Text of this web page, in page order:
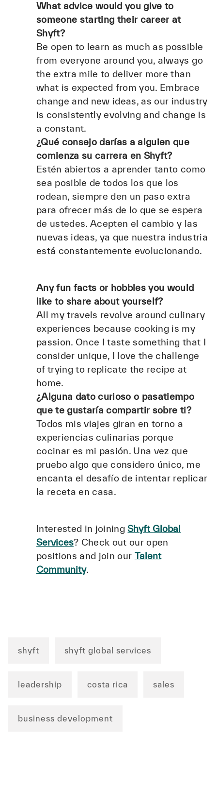
What advice would you give to
someone starting their career at
Shyft?
Be open to learn as much as possible
from everyone around you, always go
the extra mile to deliver more than
what is expected from you. Embrace
change and new ideas, as our industry
is consistently evolving and change is
a constant.
¿Qué consejo darías a alguien que
comienza su carrera en Shyft?
Estén abiertos a aprender tanto como
sea posible de todos los que los
rodean, siempre den un paso extra
para ofrecer más de lo que se espera
de ustedes. Acepten el cambio y las
nuevas ideas, ya que nuestra industria
está constantemente evolucionando.
Any fun facts or hobbies you would
like to share about yourself?
All my travels revolve around culinary
experiences because cooking is my
passion. Once I taste something that I
consider unique, I love the challenge
of trying to replicate the recipe at
home.
¿Alguna dato curioso o pasatiempo
que te gustaría compartir sobre ti?
Todos mis viajes giran en torno a
experiencias culinarias porque
cocinar es mi pasión. Una vez que
pruebo algo que considero único, me
encanta el desafío de intentar replicar
la receta en casa.
Interested in joiningShyft Global
Services? Check out our open
positions and join our Talent
Community.
shyft shyft global services
leadership costa rica sales
business development